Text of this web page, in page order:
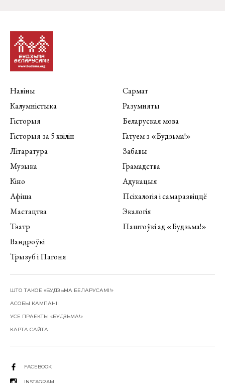
Навіны
Калумністыка
Гісторыя
Гісторыя за 5 хвілін
Літаратура
Музыка
Кіно
Афіша
Мастацтва
Тэатр
Вандроўкі
Трызуб і Пагоня
Сармат
Разумняты
Беларуская мова
Гатуем з «Будзьма!»
Забавы
Грамадства
Адукацыя
Псіхалогія і самаразвіццё
Экалогія
Паштоўкі ад «Будзьма!»
ШТО ТАКОЕ «БУДЗЬМА БЕЛАРУСАМІ!»
АСОБЫ КАМПАНІІ
УСЕ ПРАЕКТЫ «БУДЗЬМА!»
КАРТА САЙТА
FACEBOOK
INSTAGRAM